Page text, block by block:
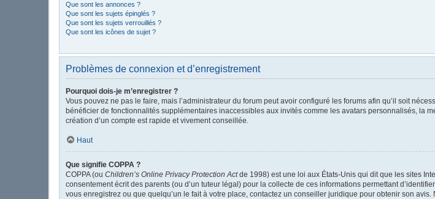
Que sont les annonces ?
Que sont les sujets épinglés ?
Que sont les sujets verrouillés ?
Que sont les icônes de sujet ?
Problèmes de connexion et d’enregistrement
Pourquoi dois-je m’enregistrer ?
Vous pouvez ne pas le faire, mais l’administrateur du forum peut avoir configuré les forums afin qu’il soit
bénéficier de fonctionnalités supplémentaires inaccessibles aux invités comme les avatars personnalisés, la
création d’un compte est rapide et vivement conseillée.
Haut
Que signifie COPPA ?
COPPA (ou Children’s Online Privacy Protection Actde 1998) est une loi aux États-Unis qui dit que les sites
consentement écrit des parents (ou d’un tuteur légal) pour la collecte de ces informations permettant
vous enregistrez ou que quelqu’un le fait à votre place, contactez un conseiller juridique pour obtenir son